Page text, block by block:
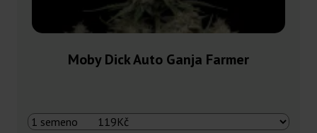
Moby Dick Auto Ganja Farmer